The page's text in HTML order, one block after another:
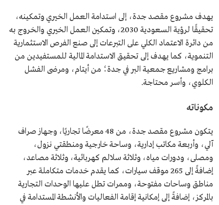
يهدف مشروع مقصد جدة، إلى استدامة العمل الخيري وتمكينه،
تحقيقًا لرؤية السعودية 2030، وتمكين العمل الخيري والخروج به
من دائرة الاعتماد الكلي على التبرعات إلى صنع الفرص الاستثمارية
التنموية، كما يهدف إلى تحقيق الاستدامة المالية للمستفيدين من
برامج ومشاريع جمعية البر في جدة؛ من أيتام، ومرضى الفشل
الكلوي، وأسر محتاجة.
مكوناته
يتكون مشروع مقصد جدة، من 48 معرضًا تجاريًا، وجهاز صراف
آلي، وأربعة مكاتب إدارية، وساحة خارجية ومنطقتي نزول،
ومصلى، ودورات مياه، وثلاثة سلالم كهربائية، وثلاثة مصاعد،
إضافةً إلى 265 موقف سيارات، كما يقدم خدمات متكاملة عبر
مناطق وساحات مفتوحة، وممرات تطل عليها الوحدات التجارية
بالمركز، إضافةً إلى إمكانية إقامة الفعاليات والأنشطة المستدامة في